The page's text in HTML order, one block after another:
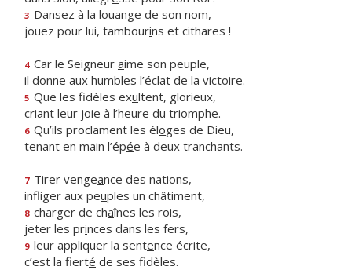
3 Dansez à la louange de son nom,
jouez pour lui, tambourins et cithares !
4 Car le Seigneur aime son peuple,
il donne aux humbles l’éclat de la victoire.
5 Que les fidèles exultent, glorieux,
criant leur joie à l’heure du triomphe.
6 Qu’ils proclament les éloges de Dieu,
tenant en main l’épée à deux tranchants.
7 Tirer vengeance des nations,
infliger aux peuples un châtiment,
8 charger de chaînes les rois,
jeter les princes dans les fers,
9 leur appliquer la sentence écrite,
c’est la fierté de ses fidèles.